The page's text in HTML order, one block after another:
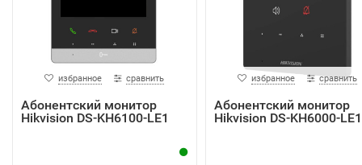
избранное сравнить
Абонентский монитор
Hikvision DS-KH6100-LE1
избранное сравнить
Абонентский монитор
Hikvision DS-KH6000-LE1